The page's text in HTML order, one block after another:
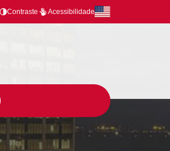
Contraste Acessibilidade